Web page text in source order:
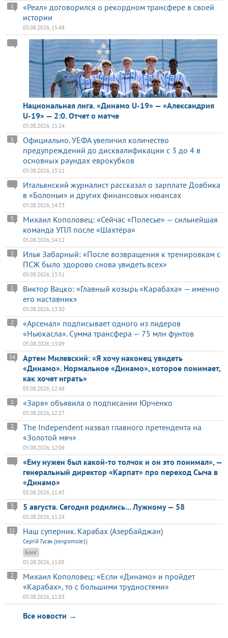
«Реал» договорился о рекордном трансфере в своей
истории
1
05.08.2026, 15:48
Национальная лига. «Динамо U-19» — «Александрия
U-19» — 2:0. Отчет о матче
05.08.2026, 15:24
Официально. УЕФА увеличил количество
предупреждений до дисквалификации с 3 до 4 в
основных раундах еврокубков
1
05.08.2026, 15:11
Итальянский журналист рассказал о зарплате Довбика
в «Болоньи» и других финансовых нюансах
05.08.2026, 14:33
Михаил Кополовец: «Сейчас «Полесье» — сильнейшая
команда УПЛ после «Шахтёра»
5
05.08.2026, 14:12
Илья Забарный: «После возвращения к тренировкам с
ПСЖ было здорово снова увидеть всех»
1
05.08.2026, 13:51
Виктор Вацко: «Главный козырь «Карабаха» — именно
его наставник»
1
05.08.2026, 13:30
«Арсенал» подписывает одного из лидеров
«Ньюкасла». Сумма трансфера — 75 млн фунтов
2
05.08.2026, 13:09
Артем Милевский: «Я хочу наконец увидеть
«Динамо». Нормальное «Динамо», которое понимает,
как хочет играть»
14
05.08.2026, 12:48
«Заря» объявила о подписании Юрченко
1
05.08.2026, 12:27
The Independent назвал главного претендента на
«Золотой мяч»
2
05.08.2026, 12:06
«Ему нужен был какой-то толчок и он это понимал», —
генеральный директор «Карпат» про переход Сыча в
«Динамо»
05.08.2026, 11:45
5 августа. Сегодня родились... Лужному — 58
3
05.08.2026, 11:24
Наш суперник. Карабах (Азербайджан)
11
Сергій Гусак (sergiomole1)
Блог
05.08.2026, 11:05
Михаил Кополовец: «Если «Динамо» и пройдет
«Карабах», то с большими трудностями»
2
05.08.2026, 11:03
Все новости →